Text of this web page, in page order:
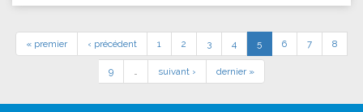
« premier ‹ précédent 1 2 3 4 5 6 7 8
9 … suivant › dernier »